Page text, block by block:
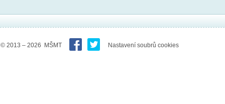
© 2013 – 2026 MŠMT Nastavení soubrů cookies